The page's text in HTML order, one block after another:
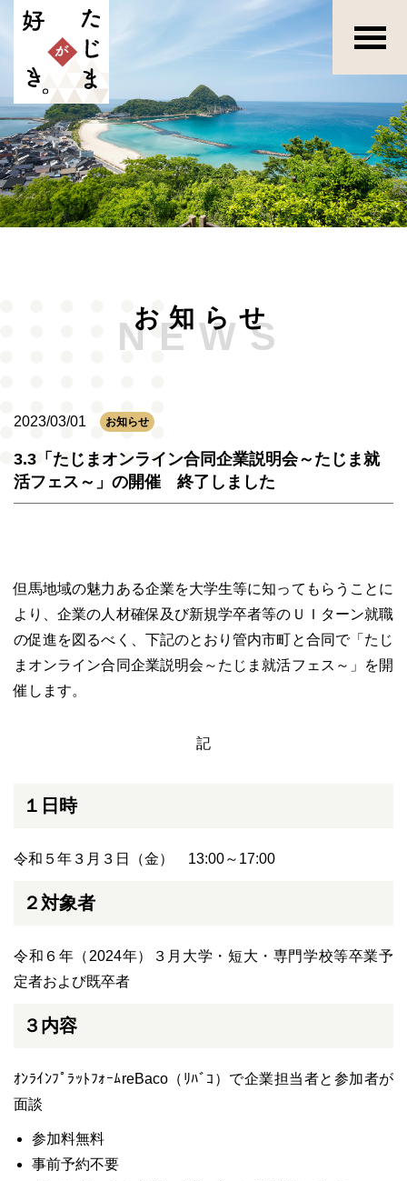
お知らせ
NEWS
2023/03/01 お知らせ
3.3「たじまオンライン合同企業説明会～たじま就
活フェス～」の開催 終了しました
但馬地域の魅力ある企業を大学生等に知ってもらうことに
より、企業の人材確保及び新規学卒者等のＵＩターン就職
の促進を図るべく、下記のとおり管内市町と合同で「たじ
まオンライン合同企業説明会～たじま就活フェス～」を開
催します。
記
１日時
令和５年３月３日（金） 13:00～17:00
２対象者
令和６年（2024年）３月大学・短大・専門学校等卒業予
定者および既卒者
３内容
ｵﾝﾗｲﾝﾌﾟﾗｯﾄﾌｫｰﾑreBaco（ﾘﾊﾞｺ）で企業担当者と参加者が
面談
参加料無料
事前予約不要